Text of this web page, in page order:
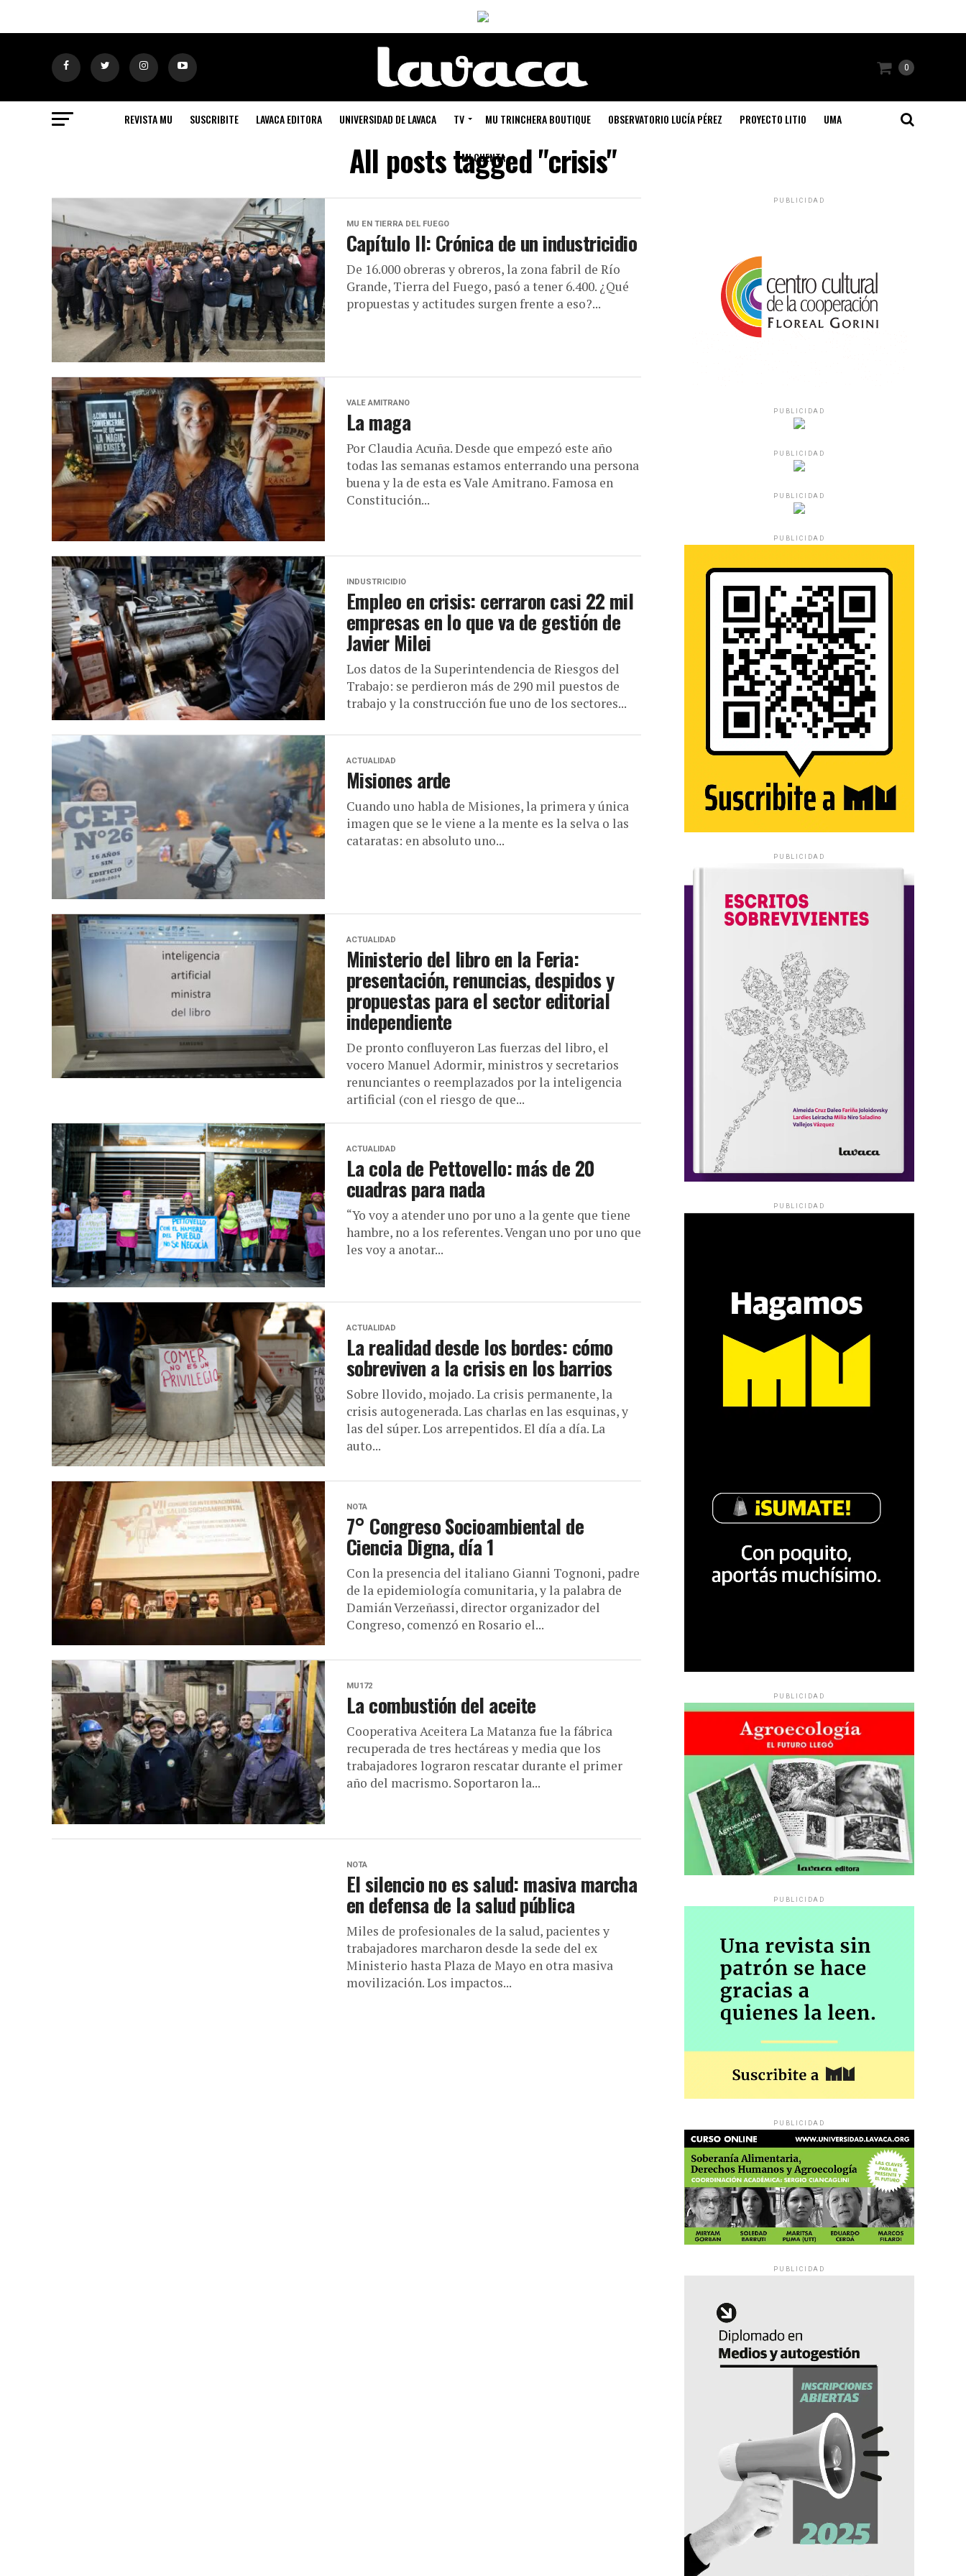
0
REVISTA MU SUSCRIBITE LAVACA EDITORA UNIVERSIDAD DE LAVACA TV MU TRINCHERA BOUTIQUE OBSERVATORIO LUCÍA PÉREZ PROYECTO LITIO UMA
MI CUENTA
All posts tagged "crisis"
MU EN TIERRA DEL FUEGO
Capítulo II: Crónica de un industricidio
De 16.000 obreras y obreros, la zona fabril de Río
Grande, Tierra del Fuego, pasó a tener 6.400. ¿Qué
propuestas y actitudes surgen frente a eso?...
VALE AMITRANO
La maga
Por Claudia Acuña. Desde que empezó este año
todas las semanas estamos enterrando una persona
buena y la de esta es Vale Amitrano. Famosa en
Constitución...
INDUSTRICIDIO
Empleo en crisis: cerraron casi 22 mil
empresas en lo que va de gestión de
Javier Milei
Los datos de la Superintendencia de Riesgos del
Trabajo: se perdieron más de 290 mil puestos de
trabajo y la construcción fue uno de los sectores...
ACTUALIDAD
Misiones arde
Cuando uno habla de Misiones, la primera y única
imagen que se le viene a la mente es la selva o las
cataratas: en absoluto uno...
ACTUALIDAD
Ministerio del libro en la Feria:
presentación, renuncias, despidos y
propuestas para el sector editorial
independiente
De pronto confluyeron Las fuerzas del libro, el
vocero Manuel Adormir, ministros y secretarios
renunciantes o reemplazados por la inteligencia
artificial (con el riesgo de que...
ACTUALIDAD
La cola de Pettovello: más de 20
cuadras para nada
“Yo voy a atender uno por uno a la gente que tiene
hambre, no a los referentes. Vengan uno por uno que
les voy a anotar...
ACTUALIDAD
La realidad desde los bordes: cómo
sobreviven a la crisis en los barrios
Sobre llovido, mojado. La crisis permanente, la
crisis autogenerada. Las charlas en las esquinas, y
las del súper. Los arrepentidos. El día a día. La
auto...
NOTA
7° Congreso Socioambiental de
Ciencia Digna, día 1
Con la presencia del italiano Gianni Tognoni, padre
de la epidemiología comunitaria, y la palabra de
Damián Verzeñassi, director organizador del
Congreso, comenzó en Rosario el...
MU172
La combustión del aceite
Cooperativa Aceitera La Matanza fue la fábrica
recuperada de tres hectáreas y media que los
trabajadores lograron rescatar durante el primer
año del macrismo. Soportaron la...
NOTA
El silencio no es salud: masiva marcha
en defensa de la salud pública
Miles de profesionales de la salud, pacientes y
trabajadores marcharon desde la sede del ex
Ministerio hasta Plaza de Mayo en otra masiva
movilización. Los impactos...
PUBLICIDAD
PUBLICIDAD
PUBLICIDAD
PUBLICIDAD
PUBLICIDAD
PUBLICIDAD
PUBLICIDAD
PUBLICIDAD
PUBLICIDAD
PUBLICIDAD
PUBLICIDAD